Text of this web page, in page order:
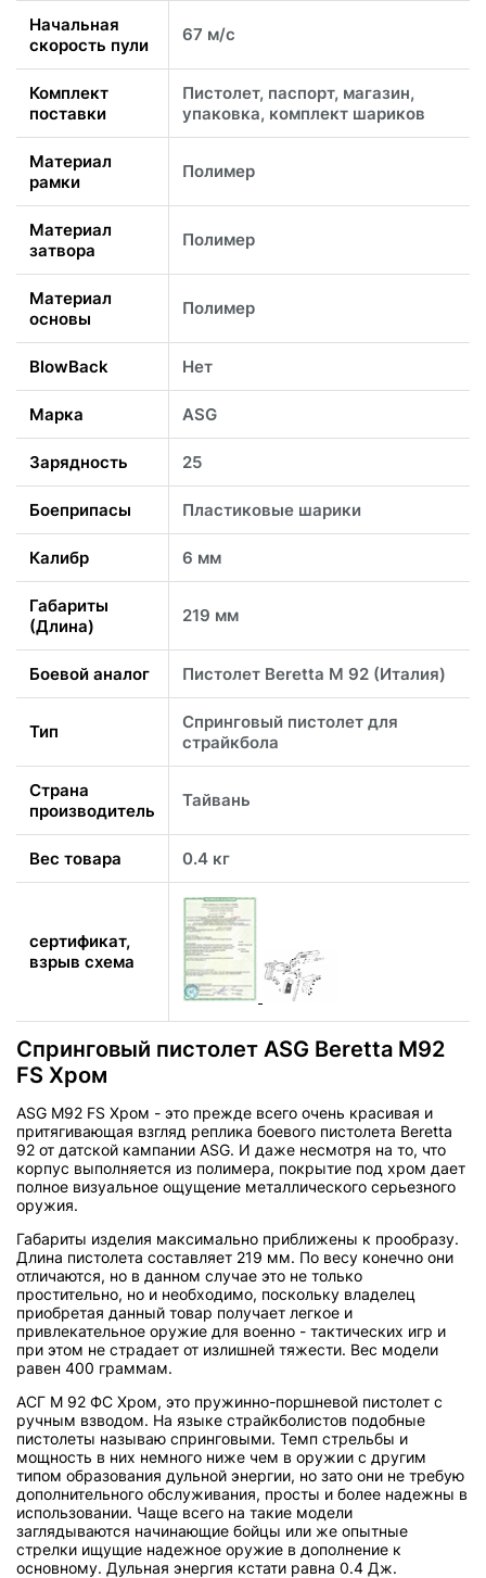
Начальная
скорость пули
67 м/с
Комплект
поставки
Пистолет, паспорт, магазин,
упаковка, комплект шариков
Материал
рамки
Полимер
Материал
затвора
Полимер
Материал
основы
Полимер
BlowBack Нет
Марка ASG
Зарядность 25
Боеприпасы Пластиковые шарики
Калибр 6 мм
Габариты
(Длина)
219 мм
Боевой аналог Пистолет Beretta M 92 (Италия)
Тип
Спринговый пистолет для
страйкбола
Страна
производитель
Тайвань
Вес товара 0.4 кг
сертификат,
взрыв схема
Спринговый пистолет ASG Beretta M92
FS Хром
ASG M92 FS Хром - это прежде всего очень красивая и
притягивающая взгляд реплика боевого пистолета Beretta
92 от датской кампании ASG. И даже несмотря на то, что
корпус выполняется из полимера, покрытие под хром дает
полное визуальное ощущение металлического серьезного
оружия.
Габариты изделия максимально приближены к прообразу.
Длина пистолета составляет 219 мм. По весу конечно они
отличаются, но в данном случае это не только
простительно, но и необходимо, поскольку владелец
приобретая данный товар получает легкое и
привлекательное оружие для военно - тактических игр и
при этом не страдает от излишней тяжести. Вес модели
равен 400 граммам.
АСГ М 92 ФС Хром, это пружинно-поршневой пистолет с
ручным взводом. На языке страйкболистов подобные
пистолеты называю спринговыми. Темп стрельбы и
мощность в них немного ниже чем в оружии с другим
типом образования дульной энергии, но зато они не требую
дополнительного обслуживания, просты и более надежны в
использовании. Чаще всего на такие модели
заглядываются начинающие бойцы или же опытные
стрелки ищущие надежное оружие в дополнение к
основному. Дульная энергия кстати равна 0.4 Дж.